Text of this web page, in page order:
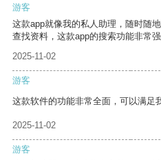
游客
这款app就像我的私人助理，随时随
查找资料，这款app的搜索功能非常
2025-11-02
游客
这款软件的功能非常全面，可以满足
2025-11-02
游客